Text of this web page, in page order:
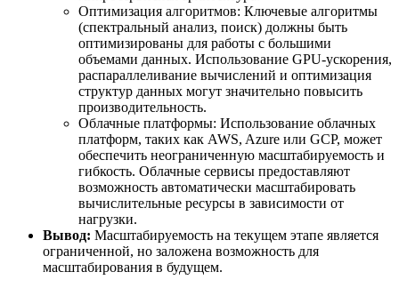
Оптимизация алгоритмов: Ключевые алгоритмы
(спектральный анализ, поиск) должны быть
оптимизированы для работы с большими
объемами данных. Использование GPU-ускорения,
распараллеливание вычислений и оптимизация
структур данных могут значительно повысить
производительность.
Облачные платформы: Использование облачных
платформ, таких как AWS, Azure или GCP, может
обеспечить неограниченную масштабируемость и
гибкость. Облачные сервисы предоставляют
возможность автоматически масштабировать
вычислительные ресурсы в зависимости от
нагрузки.
Вывод: Масштабируемость на текущем этапе является
ограниченной, но заложена возможность для
масштабирования в будущем.